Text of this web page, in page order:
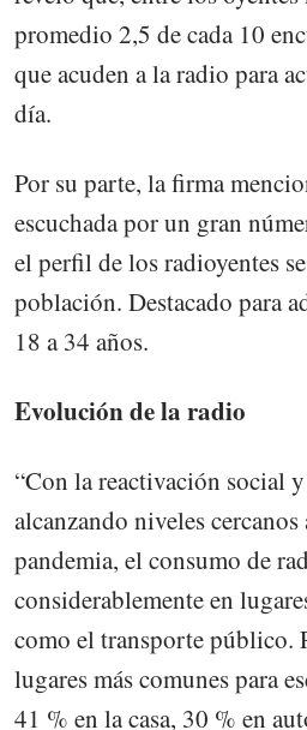
promedio 2,5 de cada 10
que acuden a la radio para
día.
Por su parte, la firma
escuchada por un gran
el perfil de los radioyentes
población. Destacado para
18 a 34 años.
Evolución de la radio
“Con la reactivación social
alcanzando niveles cercanos
pandemia, el consumo de
considerablemente en
como el transporte público.
lugares más comunes para
41 % en la casa, 30 % en